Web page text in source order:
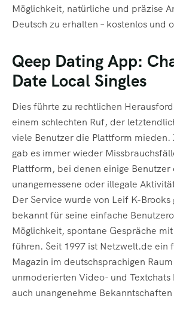
Möglichkeit, natürliche und präzise
Deutsch zu erhalten – kostenlos und
Qeep Dating App:
Date Local Singles
Dies führte zu rechtlichen
einem schlechten Ruf, der
viele Benutzer die Plattform mieden.
gab es immer wieder
Plattform, bei denen einige Benutzer
unangemessene oder illegale
Der Service wurde von Leif K-
bekannt für seine einfache
Möglichkeit, spontane Gespräche
führen. Seit 1997 ist Netzwelt.de ein
Magazin im deutschsprachigen
unmoderierten Video- und Textchats
auch unangenehme